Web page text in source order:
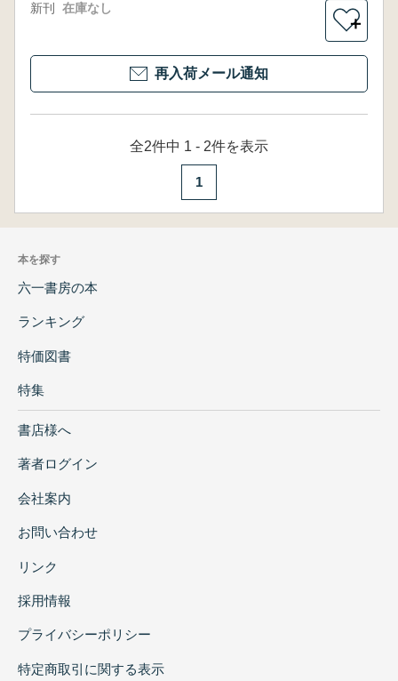
新刊 在庫なし
＋
再入荷メール通知
全2件中 1 - 2件を表示
1
本を探す
六一書房の本
ランキング
特価図書
特集
書店様へ
著者ログイン
会社案内
お問い合わせ
リンク
採用情報
プライバシーポリシー
特定商取引に関する表示